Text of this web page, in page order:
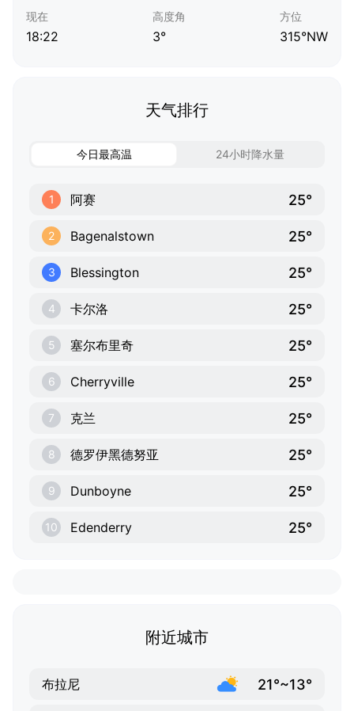
现在
18:22
高度角
3°
方位
315°NW
天气排行
今日最高温 24小时降水量
1 阿赛 25°
2 Bagenalstown 25°
3 Blessington 25°
4 卡尔洛 25°
5 塞尔布里奇 25°
6 Cherryville 25°
7 克兰 25°
8 德罗伊黑德努亚 25°
9 Dunboyne 25°
10 Edenderry 25°
附近城市
布拉尼 21°~13°